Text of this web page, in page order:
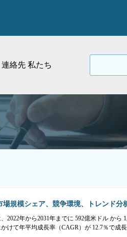
連絡先 私たち
規模シェア、競争環境、トレンド分
2022年から2031年までに 592億米ドル から
けて年平均成長率（CAGR）が 12.7％で成